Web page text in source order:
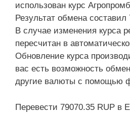
использован курс
Результат обмена
В случае изменения курса
пересчитан в
Обновление курса
вас есть возможность
другие валюты с помощью
Перевести 79070.35 RUP в